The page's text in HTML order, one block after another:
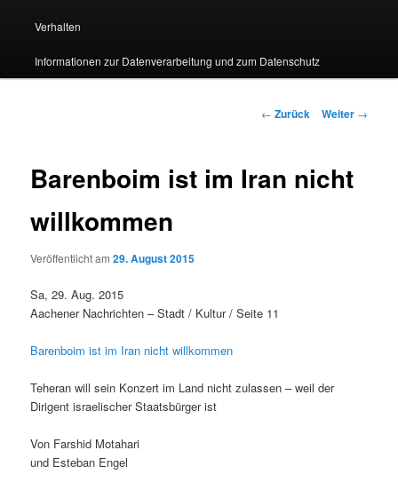
Verhalten
Informationen zur Datenverarbeitung und zum Datenschutz
Beitragsnavigation
← Zurück Weiter →
Barenboim ist im Iran nicht
willkommen
Veröffentlicht am29. August 2015
Sa, 29. Aug. 2015
Aachener Nachrichten – Stadt / Kultur / Seite 11
Barenboim ist im Iran nicht willkommen
Teheran will sein Konzert im Land nicht zulassen – weil der
Dirigent israelischer Staatsbürger ist
Von Farshid Motahari
und Esteban Engel